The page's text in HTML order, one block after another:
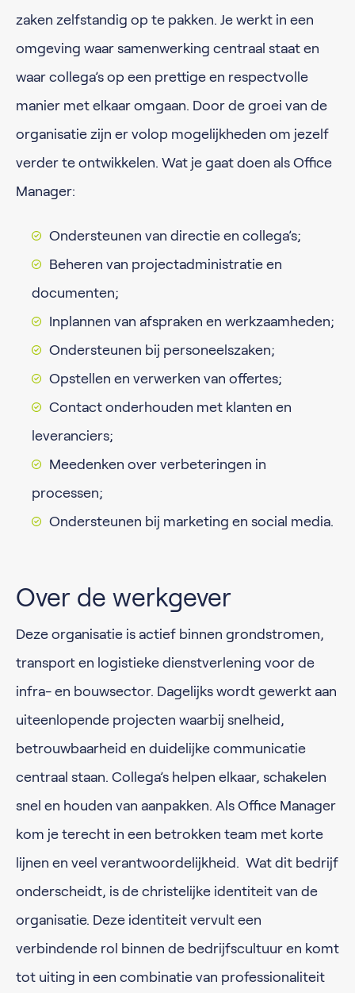
zaken zelfstandig op te pakken. Je werkt in een
omgeving waar samenwerking centraal staat en
waar collega’s op een prettige en respectvolle
manier met elkaar omgaan. Door de groei van de
organisatie zijn er volop mogelijkheden om jezelf
verder te ontwikkelen. Wat je gaat doen als Office
Manager:
Ondersteunen van directie en collega’s;
Beheren van projectadministratie en
documenten;
Inplannen van afspraken en werkzaamheden;
Ondersteunen bij personeelszaken;
Opstellen en verwerken van offertes;
Contact onderhouden met klanten en
leveranciers;
Meedenken over verbeteringen in
processen;
Ondersteunen bij marketing en social media.
Over de werkgever
Deze organisatie is actief binnen grondstromen,
transport en logistieke dienstverlening voor de
infra- en bouwsector. Dagelijks wordt gewerkt aan
uiteenlopende projecten waarbij snelheid,
betrouwbaarheid en duidelijke communicatie
centraal staan. Collega’s helpen elkaar, schakelen
snel en houden van aanpakken. Als Office Manager
kom je terecht in een betrokken team met korte
lijnen en veel verantwoordelijkheid. Wat dit bedrijf
onderscheidt, is de christelijke identiteit van de
organisatie. Deze identiteit vervult een
verbindende rol binnen de bedrijfscultuur en komt
tot uiting in een combinatie van professionaliteit